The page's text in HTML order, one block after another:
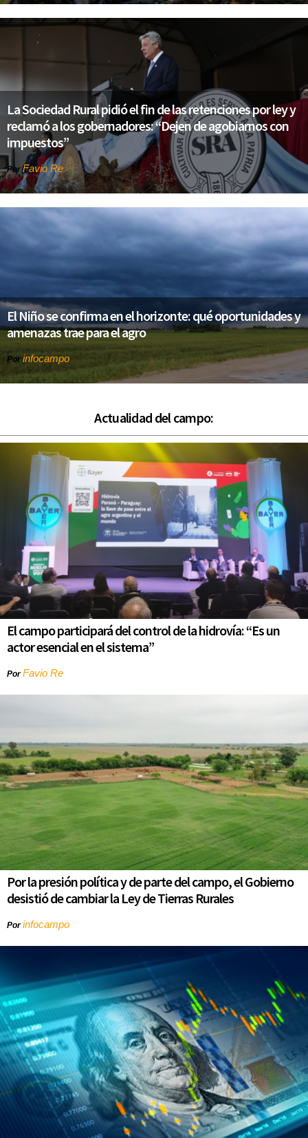
La Sociedad Rural pidió el fin de las retenciones por ley y
reclamó a los gobernadores: “Dejen de agobiarnos con
impuestos”
PorFavio Re
El Niño se confirma en el horizonte: qué oportunidades y
amenazas trae para el agro
Por infocampo
Actualidad del campo:
El campo participará del control de la hidrovía: “Es un
actor esencial en el sistema”
PorFavio Re
Por la presión política y de parte del campo, el Gobierno
desistió de cambiar la Ley de Tierras Rurales
Porinfocampo